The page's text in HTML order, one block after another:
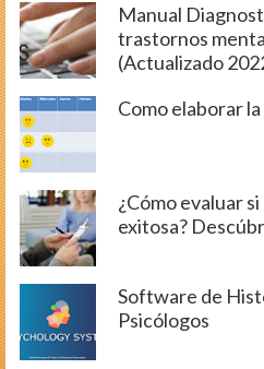
Manual
trastornos
(Actualizado
Como elaborar
¿Cómo evaluar
exitosa?
Software de
Psicólogos